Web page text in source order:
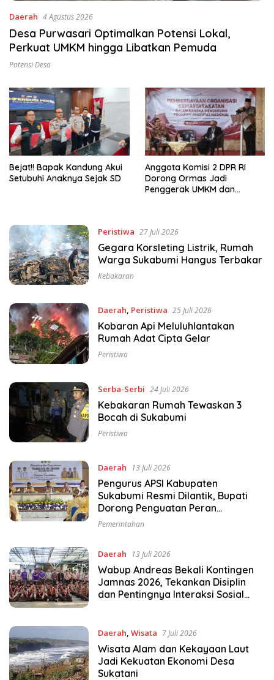
Daerah 4 Agustus 2026
Desa Purwasari Optimalkan Potensi Lokal,
Perkuat UMKM hingga Libatkan Pemuda
Potensi Desa
Bejat!! Bapak Kandung Akui
Setubuhi Anaknya Sejak SD
Anggota Komisi 2 DPR RI
Dorong Ormas Jadi
Penggerak UMKM dan
Peristiwa 27 Juli 2026
Gegara Korsleting Listrik, Rumah
Warga Sukabumi Hangus Terbakar
Kebakaran
Daerah, Peristiwa 25 Juli 2026
Kobaran Api Meluluhlantakan
Rumah Adat Cipta Gelar
Peristiwa
Serba-Serbi 24 Juli 2026
Kebakaran Rumah Tewaskan 3
Bocah di Sukabumi
Peristiwa
Daerah 13 Juli 2026
Pengurus APSI Kabupaten
Sukabumi Resmi Dilantik, Bupati
Dorong Penguatan Peran
Pengawas Sekolah
Pemerintahan
Daerah 13 Juli 2026
Wabup Andreas Bekali Kontingen
Jamnas 2026, Tekankan Disiplin
dan Pentingnya Interaksi Sosial
Daerah, Wisata 7 Juli 2026
Wisata Alam dan Kekayaan Laut
Jadi Kekuatan Ekonomi Desa
Sukatani